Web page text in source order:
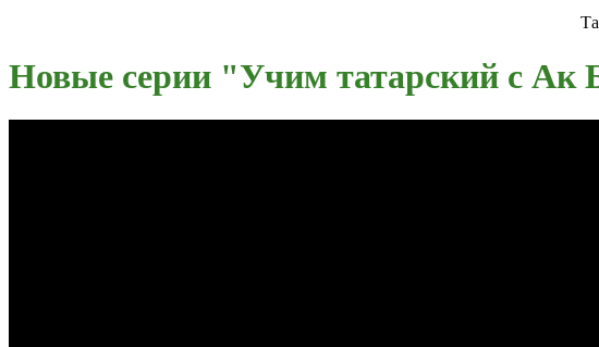
Новые серии "Учим татарский с Ак